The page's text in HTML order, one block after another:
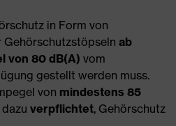
in Form von
ab
von 80 dB(A) vom
gestellt werden muss.
von mindestens 85
verpflichtet, Gehörschutz